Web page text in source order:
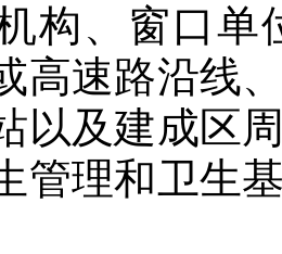
构、窗口
高速路沿线
以及建成区
管理和卫生